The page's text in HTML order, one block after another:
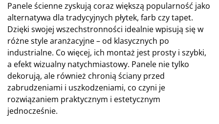
Panele ścienne zyskują coraz większą popularność jako
alternatywa dla tradycyjnych płytek, farb czy tapet.
Dzięki swojej wszechstronności idealnie wpisują się w
różne style aranżacyjne – od klasycznych po
industrialne. Co więcej, ich montaż jest prosty i szybki,
a efekt wizualny natychmiastowy. Panele nie tylko
dekorują, ale również chronią ściany przed
zabrudzeniami i uszkodzeniami, co czyni je
rozwiązaniem praktycznym i estetycznym
jednocześnie.